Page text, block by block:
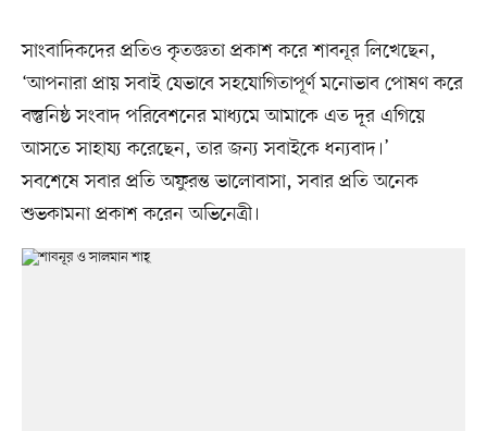
সাংবাদিকদের প্রতিও কৃতজ্ঞতা প্রকাশ করে শাবনূর লিখেছেন,
‘আপনারা প্রায় সবাই যেভাবে সহযোগিতাপূর্ণ মনোভাব পোষণ করে
বস্তুনিষ্ঠ সংবাদ পরিবেশনের মাধ্যমে আমাকে এত দূর এগিয়ে
আসতে সাহায্য করেছেন, তার জন্য সবাইকে ধন্যবাদ।’
সবশেষে সবার প্রতি অফুরন্ত ভালোবাসা, সবার প্রতি অনেক
শুভকামনা প্রকাশ করেন অভিনেত্রী।